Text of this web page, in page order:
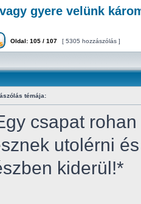
gyere velünk
Oldal: 105 / 107 [ 5305 hozzászólás ]
témája:
csapat
utolérni
kiderül!*